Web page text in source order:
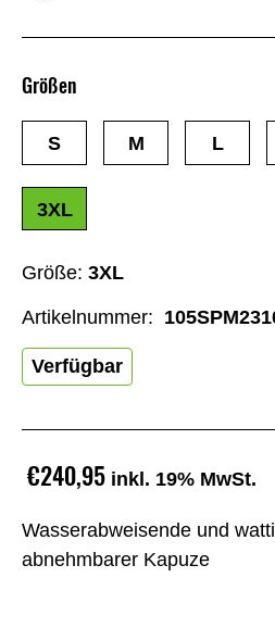
Wasserabweisende und
abnehmbarer Kapuze
€240,95 inkl. 19% MwSt.
Größe: 3XL
Verfügbar
Größen
S M L
3XL
Artikelnummer: